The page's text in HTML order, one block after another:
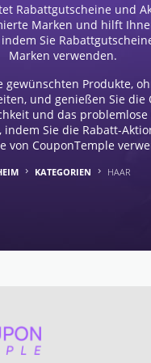
Rabattgutscheine und
Marken und hilft
Sie
Marken verwenden.
gewünschten Produkte,
und genießen Sie die
und das problemlose
indem Sie die Rabatt-
von CouponTemple
KATEGORIEN HAAR